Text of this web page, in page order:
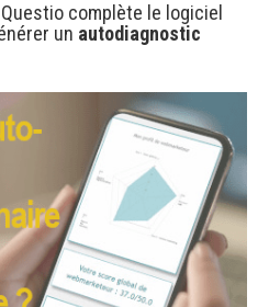
complète le logiciel
un autodiagnostic